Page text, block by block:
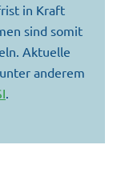
in Kraft
sind somit
Aktuelle
anderem